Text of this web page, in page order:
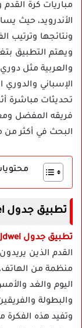
مباريات كرة
الأندرويد، حيث
ونتائجها وترتيب
ويهتم التطبيق
والعربية مثل
الإسباني
تحديثات مباشرة
فريقه المفضل
البحث في أكثر
تطبيق جدول Jdwel مهكر اخر اصدار
تطبيق جدول Jdwel مهكر
القدم الذين
منظمة من
اليوم والغد
والبطولة
وتفيد هذه